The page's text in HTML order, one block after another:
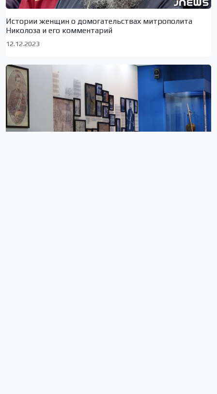
Истории женщин о домогательствах митрополита
Николоза и его комментарий
12.12.2023